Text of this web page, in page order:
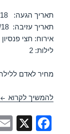
תאריך הגעה: 28/03/18
תאריך עזיבה: 30/03/18
אירוח: חצי פנסיון
לילות: 2
מחיר לאדם ללילה:
להמשיך לקרוא
F
X